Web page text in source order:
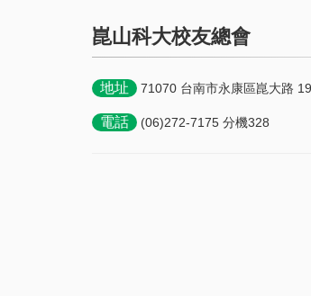
崑山科大校友總會
地址 71070 台南市永康區崑大路
電話 (06)272-7175 分機328